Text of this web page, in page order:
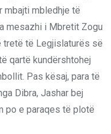
mbajti mbledhje të
mesazhi i Mbretit Zogu
tretë të Legjislaturës së
qartë kundërshtohej
Pas kësaj, para të
Dibra, Jashar bej
po e paraqes të plotë